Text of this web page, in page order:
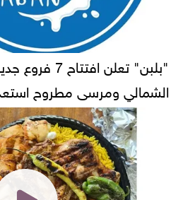
"بلبن" تعلن
الشمالي ومرسى مطروح